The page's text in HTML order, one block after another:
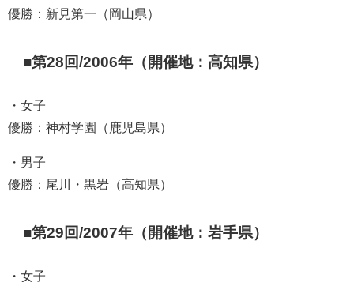
優勝：新見第一（岡山県）
■第28回/2006年（開催地：高知県）
・女子
優勝：神村学園（鹿児島県）
・男子
優勝：尾川・黒岩（高知県）
■第29回/2007年（開催地：岩手県）
・女子